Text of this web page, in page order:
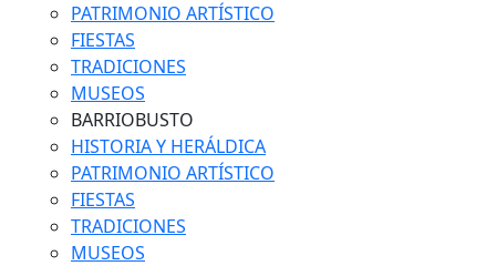
PATRIMONIO ARTÍSTICO
FIESTAS
TRADICIONES
MUSEOS
BARRIOBUSTO
HISTORIA Y HERÁLDICA
PATRIMONIO ARTÍSTICO
FIESTAS
TRADICIONES
MUSEOS